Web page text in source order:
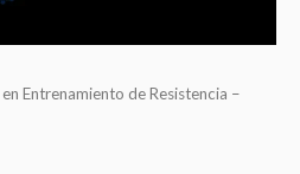
Entrenamiento de Resistencia –